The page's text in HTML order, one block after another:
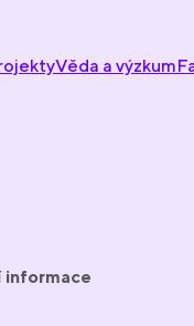
Věda a výzkum
informace